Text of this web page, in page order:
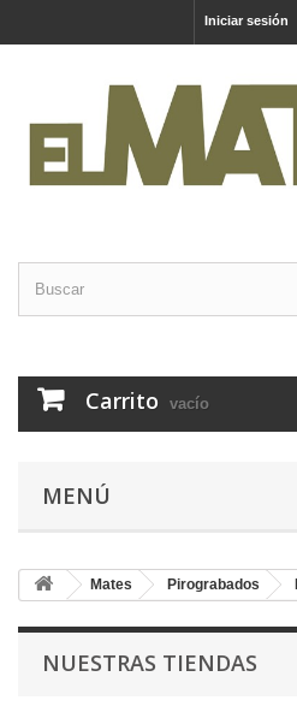
Iniciar sesión
Carrito vacío
MENÚ
Mates Pirograbados
NUESTRAS TIENDAS